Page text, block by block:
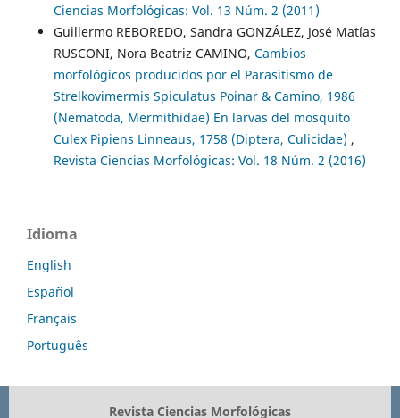
Ciencias Morfológicas: Vol. 13 Núm. 2 (2011)
Guillermo REBOREDO, Sandra GONZÁLEZ, José Matías
RUSCONI, Nora Beatriz CAMINO, Cambios
morfológicos producidos por el Parasitismo de
Strelkovimermis Spiculatus Poinar & Camino, 1986
(Nematoda, Mermithidae) En larvas del mosquito
Culex Pipiens Linneaus, 1758 (Diptera, Culicidae) ,
Revista Ciencias Morfológicas: Vol. 18 Núm. 2 (2016)
Idioma
English
Español
Français
Português
Revista Ciencias Morfológicas